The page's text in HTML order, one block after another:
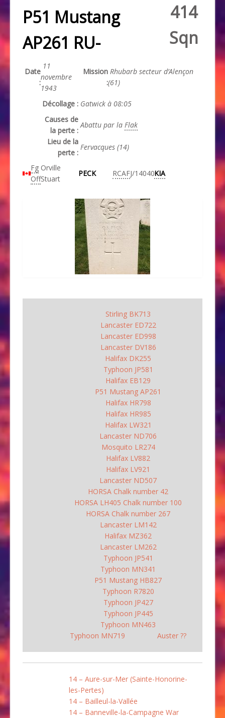
P51 Mustang
AP261 RU-
414
Sqn
Date
:
11
novembre
1943
Mission
:
Rhubarb secteur d’Alençon
(61)
Décollage : Gatwick à 08:05
Causes de
la perte :
Abattu par la Flak
Lieu de la
perte :
Fervacques (14)
Fg
Off
Orville
Stuart
PECK RCAFJ/14040KIA
Stirling BK713
Lancaster ED722
Lancaster ED998
Lancaster DV186
Halifax DK255
Typhoon JP581
Halifax EB129
P51 Mustang AP261
Halifax HR798
Halifax HR985
Halifax LW321
Lancaster ND706
Mosquito LR274
Halifax LV882
Halifax LV921
Lancaster ND507
HORSA Chalk number 42
HORSA LH405 Chalk number 100
HORSA Chalk number 267
Lancaster LM142
Halifax MZ362
Lancaster LM262
Typhoon JP541
Typhoon MN341
P51 Mustang HB827
Typhoon R7820
Typhoon JP427
Typhoon JP445
Typhoon MN463
Typhoon MN719
Auster ??
14 – Aure-sur-Mer (Sainte-Honorine-
les-Pertes)
14 – Bailleul-la-Vallée
14 – Banneville-la-Campagne War